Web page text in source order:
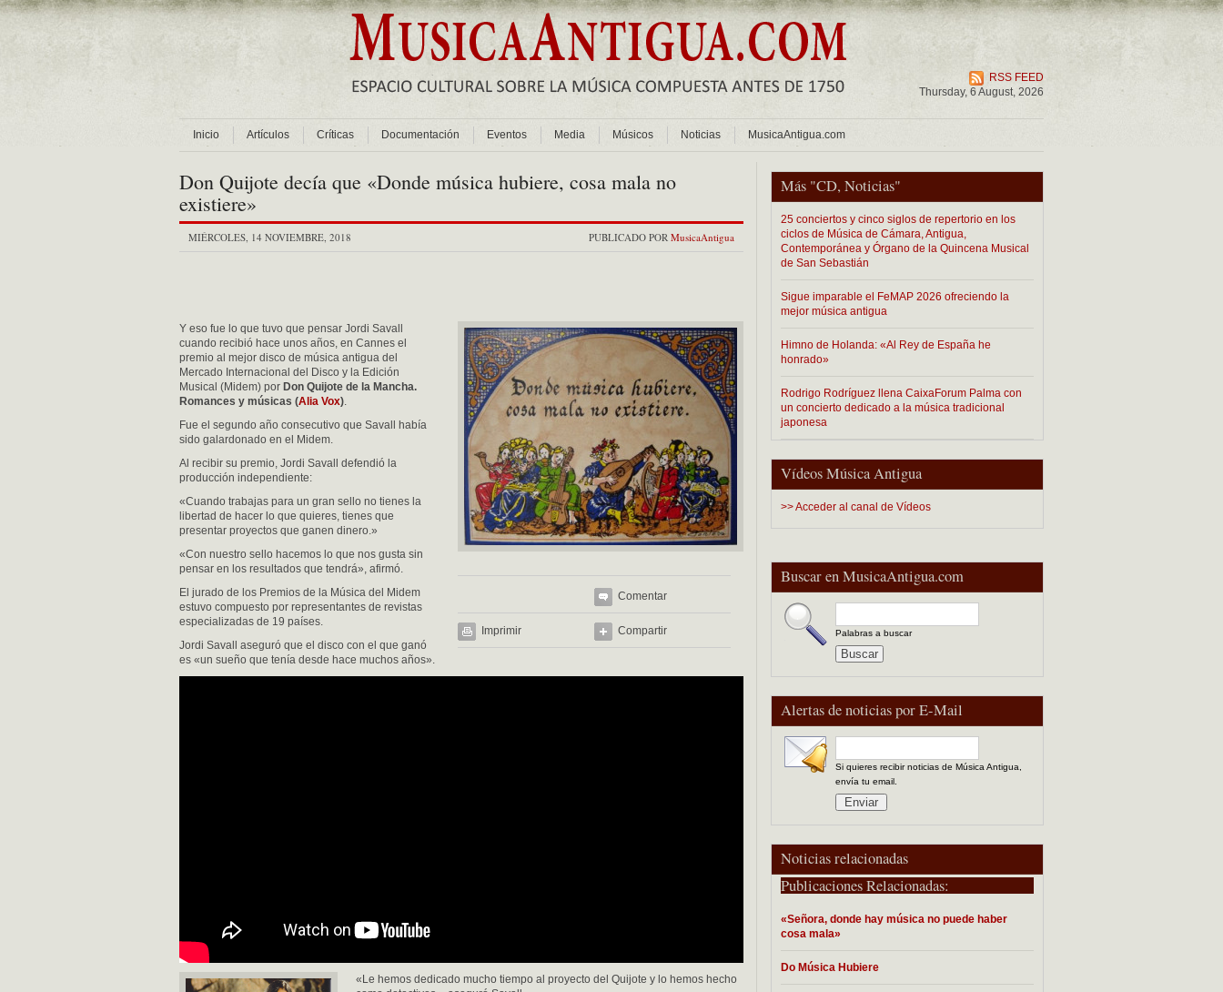
RSS FEED
Thursday, 6 August, 2026
Inicio Artículos Críticas Documentación Eventos Media Músicos Noticias MusicaAntigua.com
Más "CD, Noticias"
25 conciertos y cinco siglos de repertorio en los
ciclos de Música de Cámara, Antigua,
Contemporánea y Órgano de la Quincena Musical
de San Sebastián
Sigue imparable el FeMAP 2026 ofreciendo la
mejor música antigua
Himno de Holanda: «Al Rey de España he
honrado»
Rodrigo Rodríguez llena CaixaForum Palma con
un concierto dedicado a la música tradicional
japonesa
Vídeos Música Antigua
>> Acceder al canal de Vídeos
Buscar en MusicaAntigua.com
Palabras a buscar
Alertas de noticias por E-Mail
Si quieres recibir noticias de Música Antigua,
envía tu email.
Noticias relacionadas
Publicaciones Relacionadas:
«Señora, donde hay música no puede haber
cosa mala»
Do Música Hubiere
Don Quijote decía que «Donde música hubiere, cosa mala no
existiere»
PUBLICADO POR MusicaAntigua
MIÉRCOLES, 14 NOVIEMBRE, 2018
Comentar
Imprimir Compartir
Y eso fue lo que tuvo que pensar Jordi Savall
cuando recibió hace unos años, en Cannes el
premio al mejor disco de música antigua del
Mercado Internacional del Disco y la Edición
Musical (Midem) por Don Quijote de la Mancha.
Romances y músicas (Alia Vox).
Fue el segundo año consecutivo que Savall había
sido galardonado en el Midem.
Al recibir su premio, Jordi Savall defendió la
producción independiente:
«Cuando trabajas para un gran sello no tienes la
libertad de hacer lo que quieres, tienes que
presentar proyectos que ganen dinero.»
«Con nuestro sello hacemos lo que nos gusta sin
pensar en los resultados que tendrá», afirmó.
El jurado de los Premios de la Música del Midem
estuvo compuesto por representantes de revistas
especializadas de 19 países.
Jordi Savall aseguró que el disco con el que ganó
es «un sueño que tenía desde hace muchos años».
«Le hemos dedicado mucho tiempo al proyecto del Quijote y lo hemos hecho